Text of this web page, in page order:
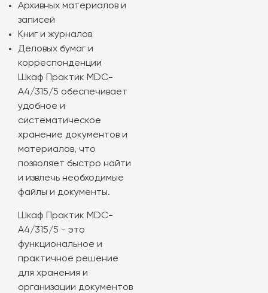
Архивных материалов и
записей
Книг и журналов
Деловых бумаг и
корреспонденции
Шкаф Практик MDC-
A4/315/5 обеспечивает
удобное и
систематическое
хранение документов и
материалов, что
позволяет быстро найти
и извлечь необходимые
файлы и документы.
Шкаф Практик MDC-
A4/315/5 - это
функциональное и
практичное решение
для хранения и
организации документов